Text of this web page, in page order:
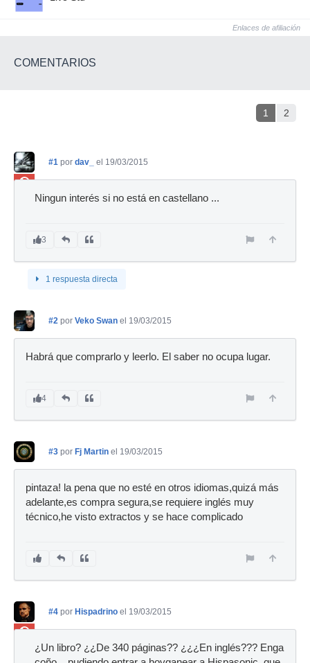
Enlaces de afiliación
COMENTARIOS
1 2
#1 por dav_ el 19/03/2015
Ningun interés si no está en castellano ...
3
1 respuesta directa
#2 por Veko Swan el 19/03/2015
Habrá que comprarlo y leerlo. El saber no ocupa lugar.
4
#3 por Fj Martin el 19/03/2015
pintaza! la pena que no esté en otros idiomas,quizá más
adelante,es compra segura,se requiere inglés muy
técnico,he visto extractos y se hace complicado
#4 por Hispadrino el 19/03/2015
¿Un libro? ¿¿De 340 páginas?? ¿¿¿En inglés??? Enga